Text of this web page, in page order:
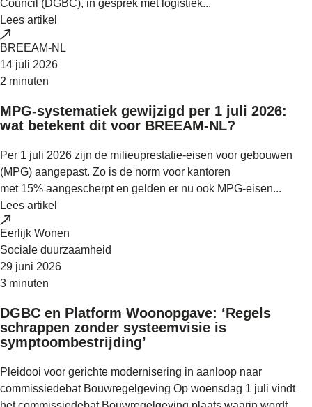
Council (DGBC), in gesprek met logistiek...
Lees artikel
BREEAM-NL
14 juli 2026
2 minuten
MPG-systematiek gewijzigd per 1 juli 2026:
wat betekent dit voor BREEAM-NL?
Per 1 juli 2026 zijn de milieuprestatie-eisen voor gebouwen
(MPG) aangepast. Zo is de norm voor kantoren
met 15% aangescherpt en gelden er nu ook MPG-eisen...
Lees artikel
Eerlijk Wonen
Sociale duurzaamheid
29 juni 2026
3 minuten
DGBC en Platform Woonopgave: ‘Regels
schrappen zonder systeemvisie is
symptoombestrijding’
Pleidooi voor gerichte modernisering in aanloop naar
commissiedebat Bouwregelgeving Op woensdag 1 juli vindt